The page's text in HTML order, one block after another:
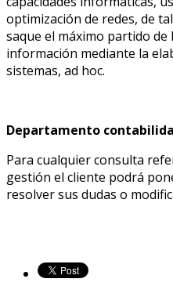
optimización de redes, de
saque el máximo partido de
información mediante la
sistemas, ad hoc.
Departamento
Para cualquier consulta
gestión el cliente podrá
resolver sus dudas o